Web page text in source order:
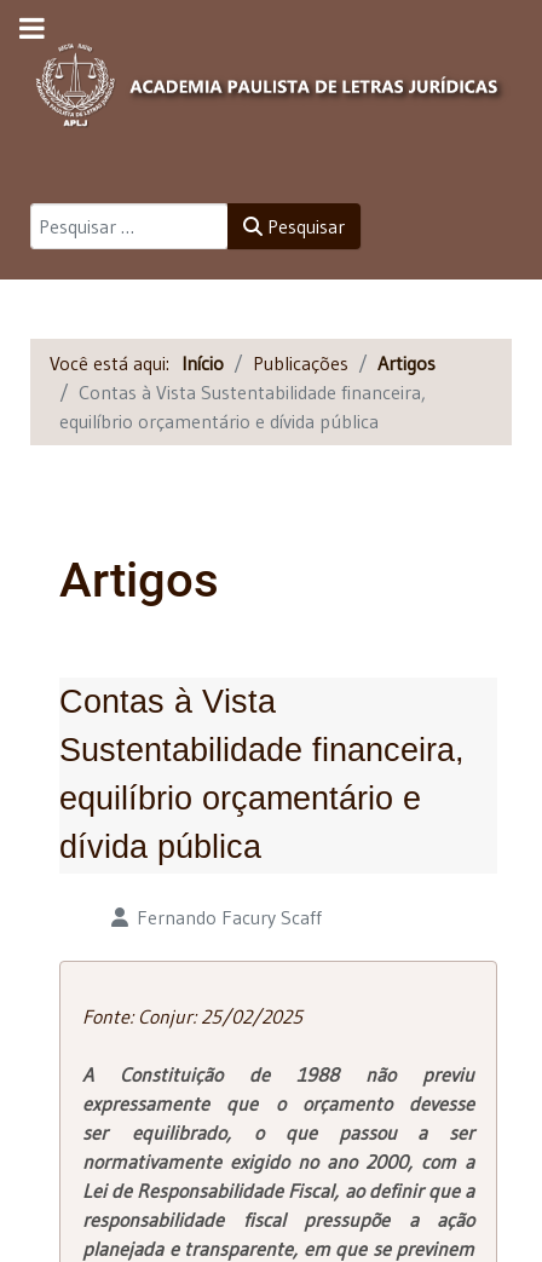
Pesquisar Pesquisar
Você está aqui: Início Publicações
Artigos
Contas à Vista Sustentabilidade financeira,
equilíbrio orçamentário e dívida pública
Artigos
Contas à Vista
Sustentabilidade financeira,
equilíbrio orçamentário e
dívida pública
Detalhes Fernando Facury Scaff
Fonte: Conjur: 25/02/2025
A Constituição de 1988 não previu
expressamente que o orçamento devesse
ser equilibrado, o que passou a ser
normativamente exigido no ano 2000, com a
Lei de Responsabilidade Fiscal, ao definir que a
responsabilidade fiscal pressupõe a ação
planejada e transparente, em que se previnem